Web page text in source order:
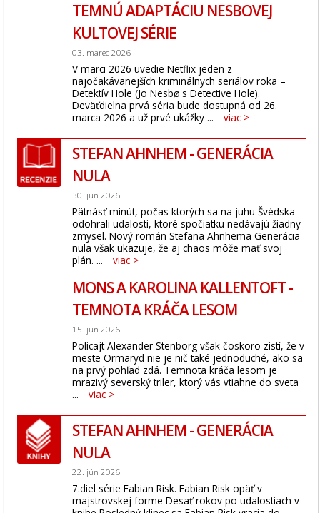
TEMNÚ ADAPTÁCIU NESBOVEJ
KULTOVEJ SÉRIE
03. marec 2026
V marci 2026 uvedie Netflix jeden z
najočakávanejších kriminálnych seriálov roka –
Detektív Hole (Jo Nesbø's Detective Hole).
Deväťdielna prvá séria bude dostupná od 26.
marca 2026 a už prvé ukážky ...
viac >
STEFAN AHNHEM - GENERÁCIA
NULA
30. jún 2026
Pätnásť minút, počas ktorých sa na juhu Švédska
odohrali udalosti, ktoré spočiatku nedávajú žiadny
zmysel. Nový román Stefana Ahnhema Generácia
nula však ukazuje, že aj chaos môže mať svoj
plán. ...
viac >
MONS A KAROLINA KALLENTOFT -
TEMNOTA KRÁČA LESOM
15. jún 2026
Policajt Alexander Stenborg však čoskoro zistí, že v
meste Ormaryd nie je nič také jednoduché, ako sa
na prvý pohľad zdá. Temnota kráča lesom je
mrazivý severský triler, ktorý vás vtiahne do sveta
...
viac >
STEFAN AHNHEM - GENERÁCIA
NULA
22. jún 2026
7.diel série Fabian Risk. Fabian Risk opäť v
majstrovskej forme Desať rokov po udalostiach v